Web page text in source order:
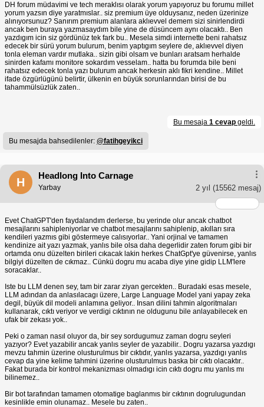
DH forum müdavimi ve tech meraklısı olarak yorum yapıyoruz bu forumu millet
yorum yazsın diye yaratmıslar.. siz premium üye olduysanız, neden üzerinize
alınıyorsunuz? Sanırım premium alanlara aklıevvel demem sizi sinirlendirdi
ancak ben buraya yazmasaydım bile yine de düsüncem aynı olacaktı.. Ben
yazdıgım icin siz gördünüz tek fark bu.. Mesela simdi internette beni rahatsız
edecek bir sürü yorum bulurum, benim yaptıgım seylere de, aklıevvel diyen
tonla eleman vardır mutlaka.. sizin gibi olsam ve bunları aratsam herhalde
sinirden kafamı monitore sokardım vesselam.. hatta bu forumda bile beni
rahatsız edecek tonla yazı bulurum ancak herkesin aklı fikri kendine.. Millet
ifade özgürlügünü belirtir, ülkenin en büyük sorunlarından birisi de bu
tahammülsüzlük zaten..
Bu mesaja 1 cevap geldi.
Bu mesajda bahsedilenler: @fatihgeyikci
H
Headlong Into Carnage
2 yıl (15562 mesaj)
Yarbay
Evet ChatGPT'den faydalandım derlerse, bu yerinde olur ancak chatbot
mesajlarını sahipleniyorlar ve chatbot mesajlarını sahiplenip, akılları sıra
kendileri yazmıs gibi göstermeye calısıyorlar.. Yani orjinal ve tamamen
kendinize ait yazı yazmak, yanlıs bile olsa daha degerlidir zaten forum gibi bir
ortamda onu düzelten birileri cıkacak lakin herkes ChatGpt'ye güvenirse, yanlıs
bilgiyi düzelten de cıkmaz.. Cünkü dogru mu acaba diye yine gidip LLM'lere
soracaklar..
Iste bu LLM denen sey, tam bir zarar ziyan gercekten.. Buradaki esas mesele,
LLM adından da anlasılacagı üzere, Large Language Model yani yapay zeka
degil, büyük dil modeli anlamına geliyor.. Insan dilini tahmin algoritmaları
kullanarak, cıktı veriyor ve verdigi cıktının ne oldugunu bile anlayabilecek en
ufak bir zekası yok..
Peki o zaman nasıl oluyor da, bir sey sordugumuz zaman dogru seyleri
yazıyor? Evet yazabilir ancak yanlıs seyler de yazabilir.. Dogru yazarsa yazdıgı
mevzu tahmin üzerine olusturulmus bir cıktıdır, yanlıs yazarsa, yazdıgı yanlıs
cevap da yine kelime tahmini üzerine olusturulmus baska bir cıktı olacaktır..
Fakat burada bir kontrol mekanizması olmadıgı icin cıktı dogru mu yanlıs mı
bilinemez..
Bir bot tarafından tamamen otomatige baglanmıs bir cıktının dogrulugundan
kesinlikle emin olunamaz.. Mesele bu zaten..